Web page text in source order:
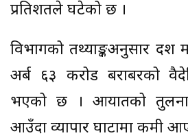
प्रतिशतले घटेको छ ।
विभागको तथ्याङ्कअनुसार दश
अर्ब ६३ करोड बराबरको
भएको छ । आयातको
आउँदा व्यापार घाटामा कमी